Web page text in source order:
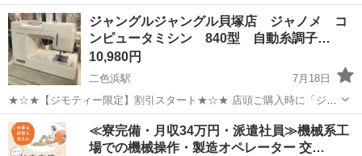
レ、キズ、落としきれない汚れなどございます ・詳細は現地でご確認
ください ・お値引きは出来かねますのでご了承願います ...
大阪 大阪市 生活家電
ジャングルジャングル貝塚店 ジャノメ コ
ンピュータミシン 840型 自動糸調子…
10,980円
二色浜駅
7月18日
★☆★【ジモティー限定】割引スタート★☆★ 店頭ご購入時に「ジモ
ティーを見た」とお伝え頂くと 【店頭価格より 家具•家電は7%OFF！
その他商品は3%OFF!!】にてご購入出来ます！ 家具ならご自身でお持
ち帰りの場合に...
大阪 貝塚市 二色浜駅 生活家電 ジャングル
≪寮完備・月収34万円・派遣社員≫機械系工
場での機械操作・製造オペレーター 交…